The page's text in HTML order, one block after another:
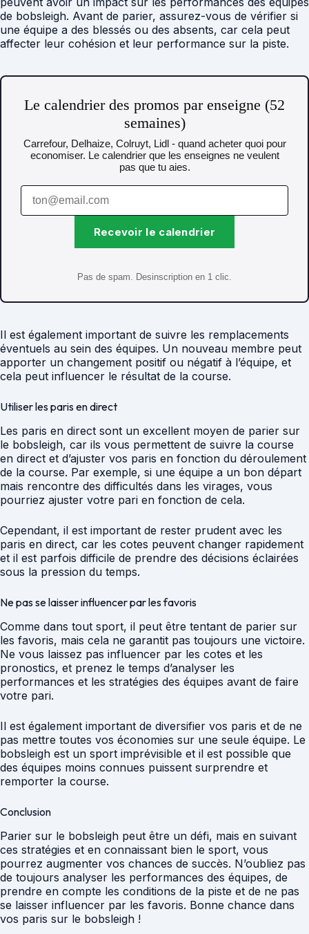
de bobsleigh. Avant de parier, assurez-vous de vérifier si
une équipe a des blessés ou des absents, car cela peut
affecter leur cohésion et leur performance sur la piste.
Le calendrier des promos par enseigne (52
semaines)
Carrefour, Delhaize, Colruyt, Lidl - quand acheter quoi pour
economiser. Le calendrier que les enseignes ne veulent
pas que tu aies.
Recevoir le calendrier
Pas de spam. Desinscription en 1 clic.
Il est également important de suivre les remplacements
éventuels au sein des équipes. Un nouveau membre peut
apporter un changement positif ou négatif à l’équipe, et
cela peut influencer le résultat de la course.
Utiliser les paris en direct
Les paris en direct sont un excellent moyen de parier sur
le bobsleigh, car ils vous permettent de suivre la course
en direct et d’ajuster vos paris en fonction du déroulement
de la course. Par exemple, si une équipe a un bon départ
mais rencontre des difficultés dans les virages, vous
pourriez ajuster votre pari en fonction de cela.
Cependant, il est important de rester prudent avec les
paris en direct, car les cotes peuvent changer rapidement
et il est parfois difficile de prendre des décisions éclairées
sous la pression du temps.
Ne pas se laisser influencer par les favoris
Comme dans tout sport, il peut être tentant de parier sur
les favoris, mais cela ne garantit pas toujours une victoire.
Ne vous laissez pas influencer par les cotes et les
pronostics, et prenez le temps d’analyser les
performances et les stratégies des équipes avant de faire
votre pari.
Il est également important de diversifier vos paris et de ne
pas mettre toutes vos économies sur une seule équipe. Le
bobsleigh est un sport imprévisible et il est possible que
des équipes moins connues puissent surprendre et
remporter la course.
Conclusion
Parier sur le bobsleigh peut être un défi, mais en suivant
ces stratégies et en connaissant bien le sport, vous
pourrez augmenter vos chances de succès. N’oubliez pas
de toujours analyser les performances des équipes, de
prendre en compte les conditions de la piste et de ne pas
se laisser influencer par les favoris. Bonne chance dans
vos paris sur le bobsleigh !